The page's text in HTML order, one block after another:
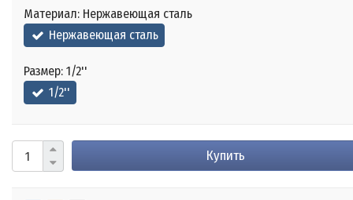
Материал: Нержавеющая сталь
Нержавеющая сталь
Размер: 1/2''
1/2''
Купить